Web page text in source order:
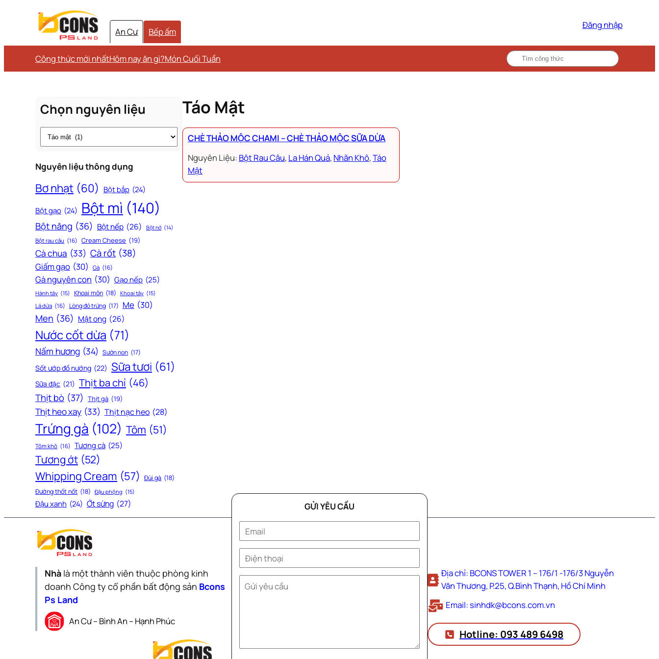
An Cư Bếp ấm
Đăng nhập
Công thức mới nhấtHôm nay ăn gì?Món Cuối Tuần
Chọn nguyên liệu
Thẻ
Nguyên liệu thông dụng
Bơ nhạt (60) Bột bắp (24)
Bột gạo (24) Bột mì (140)
Bột năng (36) Bột nếp (26) Bột nở (14)
Bột rau câu (16) Cream Cheese (19)
Cà chua (33) Cà rốt (38)
Giấm gạo (30) Gà (16)
Gà nguyên con (30) Gạo nếp (25)
Hành tây (15) Khoai môn (18) Khoai tây (15)
Lá dứa (16) Lòng đỏ trứng (17) Me (30)
Men (36) Mật ong (26)
Nước cốt dừa (71)
Nấm hương (34) Sườn non (17)
Sốt ướp đồ nướng (22) Sữa tươi (61)
Sữa đặc (21) Thịt ba chỉ (46)
Thịt bò (37) Thịt gà (19)
Thịt heo xay (33) Thịt nạc heo (28)
Trứng gà (102) Tôm (51)
Tôm khô (16) Tương cà (25)
Tương ớt (52)
Whipping Cream (57) Đùi gà (18)
Đường thốt nốt (18) Đậu phộng (15)
Đậu xanh (24) Ớt sừng (27)
Táo Mật
CHÈ THẢO MỘC CHAMI – CHÈ THẢO MỘC SỮA DỪA
Nguyên Liệu: Bột Rau Câu, La Hán Quả, Nhãn Khô, Táo
Mật
Nhà là một thành viên thuộc phòng kinh
doanh Công ty cổ phần bất động sản Bcons
Ps Land
An Cư – Bình An – Hạnh Phúc
GỬI YÊU CẦU
Địa chỉ: BCONS TOWER 1 – 176/1 -176/3 Nguyễn
Văn Thương, P.25, Q.Bình Thạnh, Hồ Chí Minh
Email: sinhdk@bcons.com.vn
Hotline: 093 489 6498